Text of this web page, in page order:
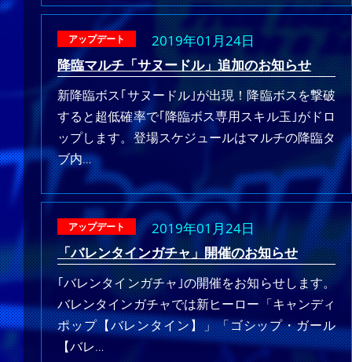
2019年01月24日
アップデート
降臨マルチ「サヌードル」追加のお知らせ
新降臨ボス｢サヌードル｣が出現！降臨ボスを撃破
すると超低確率で｢降臨ボス専用スキル玉｣がドロ
ップします。登場スケジュールはマルチの降臨タ
ブ内…
2019年01月24日
アップデート
「バレンタインガチャ」開催のお知らせ
｢バレンタインガチャ｣の開催をお知らせします。
バレンタインガチャでは新ヒーロー「キャンディ
ポップ【バレンタイン】」「ゴシップ・ガール
【バレ…